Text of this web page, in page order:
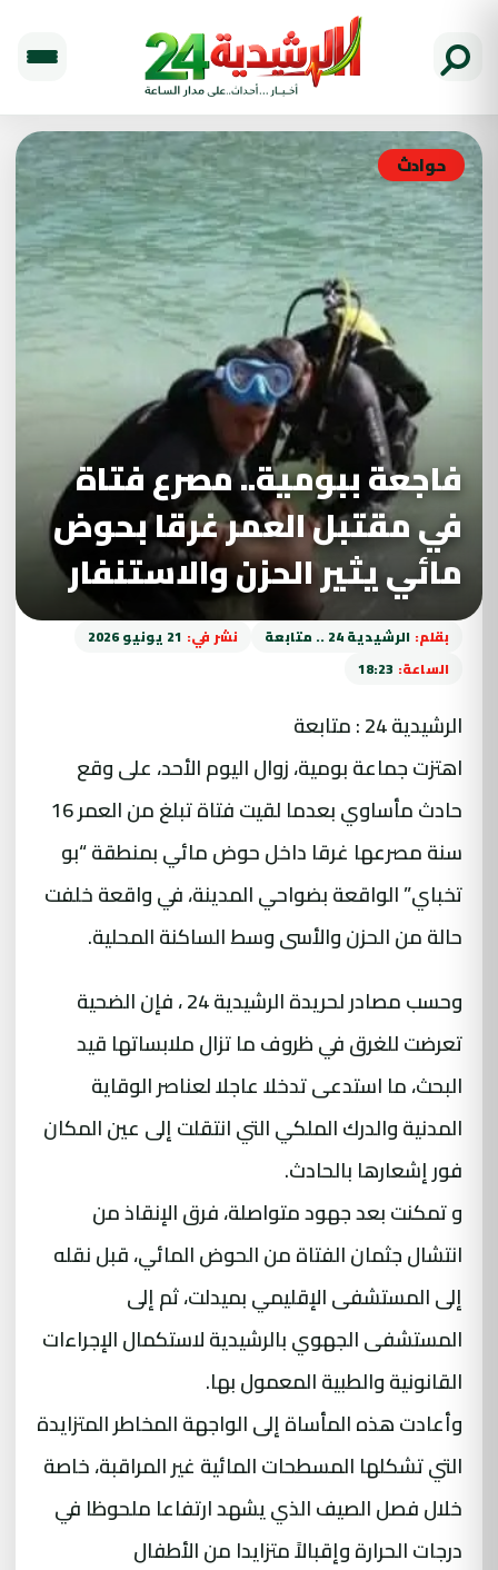
حوادث
فاجعة ببومية.. مصرع فتاة
في مقتبل العمر غرقا بحوض
مائي يثير الحزن والاستنفار
بقلم: الرشيدية 24 .. متابعة نشر في: 21 يونيو 2026
الساعة: 18:23
الرشيدية 24 : متابعة
اهتزت جماعة بومية، زوال اليوم الأحد، على وقع
حادث مأساوي بعدما لقيت فتاة تبلغ من العمر 16
سنة مصرعها غرقا داخل حوض مائي بمنطقة “بو
تخباي” الواقعة بضواحي المدينة، في واقعة خلفت
حالة من الحزن والأسى وسط الساكنة المحلية.
وحسب مصادر لحريدة الرشيدية 24 ، فإن الضحية
تعرضت للغرق في ظروف ما تزال ملابساتها قيد
البحث، ما استدعى تدخلا عاجلا لعناصر الوقاية
المدنية والدرك الملكي التي انتقلت إلى عين المكان
فور إشعارها بالحادث.
و تمكنت بعد جهود متواصلة، فرق الإنقاذ من
انتشال جثمان الفتاة من الحوض المائي، قبل نقله
إلى المستشفى الإقليمي بميدلت، ثم إلى
المستشفى الجهوي بالرشيدية لاستكمال الإجراءات
القانونية والطبية المعمول بها.
وأعادت هذه المأساة إلى الواجهة المخاطر المتزايدة
التي تشكلها المسطحات المائية غير المراقبة، خاصة
خلال فصل الصيف الذي يشهد ارتفاعا ملحوظا في
درجات الحرارة وإقبالاً متزايدا من الأطفال